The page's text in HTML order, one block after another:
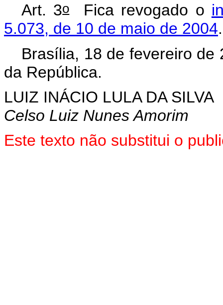
Art. 3oFica revogado o
5.073, de 10 de maio de 2004.
Brasília, 18 de fevereiro de
da República.
LUIZ INÁCIO LULA DA SILVA
Celso Luiz Nunes Amorim
Este texto não substitui o